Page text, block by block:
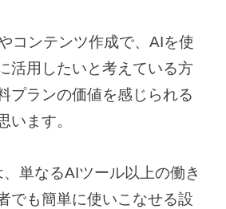
コンテンツ作成で、AIを使
活用したいと考えている方
プランの価値を感じられる
います。
単なるAIツール以上の働き
でも簡単に使いこなせる設